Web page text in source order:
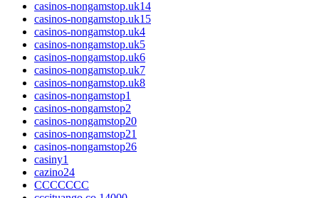
casinos-nongamstop.uk14
casinos-nongamstop.uk15
casinos-nongamstop.uk4
casinos-nongamstop.uk5
casinos-nongamstop.uk6
casinos-nongamstop.uk7
casinos-nongamstop.uk8
casinos-nongamstop1
casinos-nongamstop2
casinos-nongamstop20
casinos-nongamstop21
casinos-nongamstop26
casiny1
cazino24
CCCCCCC